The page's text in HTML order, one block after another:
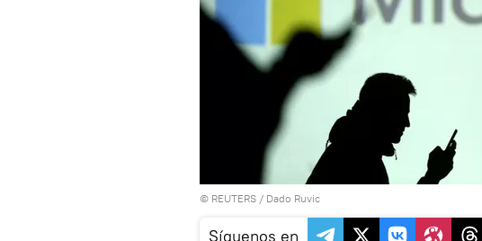
© REUTERS / Dado Ruvic
Síguenos en